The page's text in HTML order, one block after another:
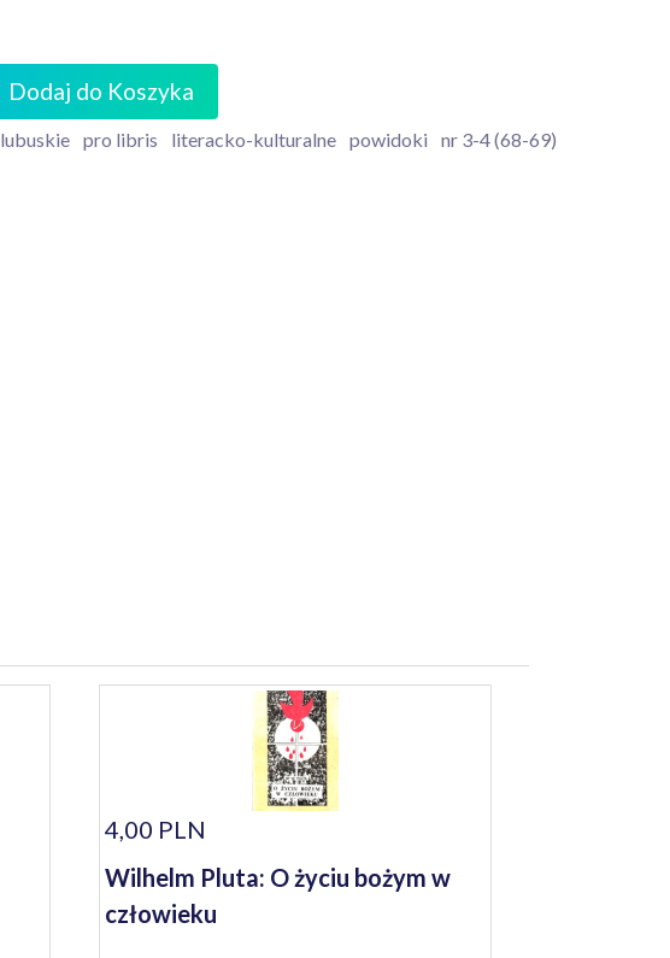
Dodaj do Koszyka
lubuskie pro libris literacko-kulturalne powidoki nr 3-4 (68-69)
4,00 PLN
Wilhelm Pluta: O życiu bożym w
człowieku